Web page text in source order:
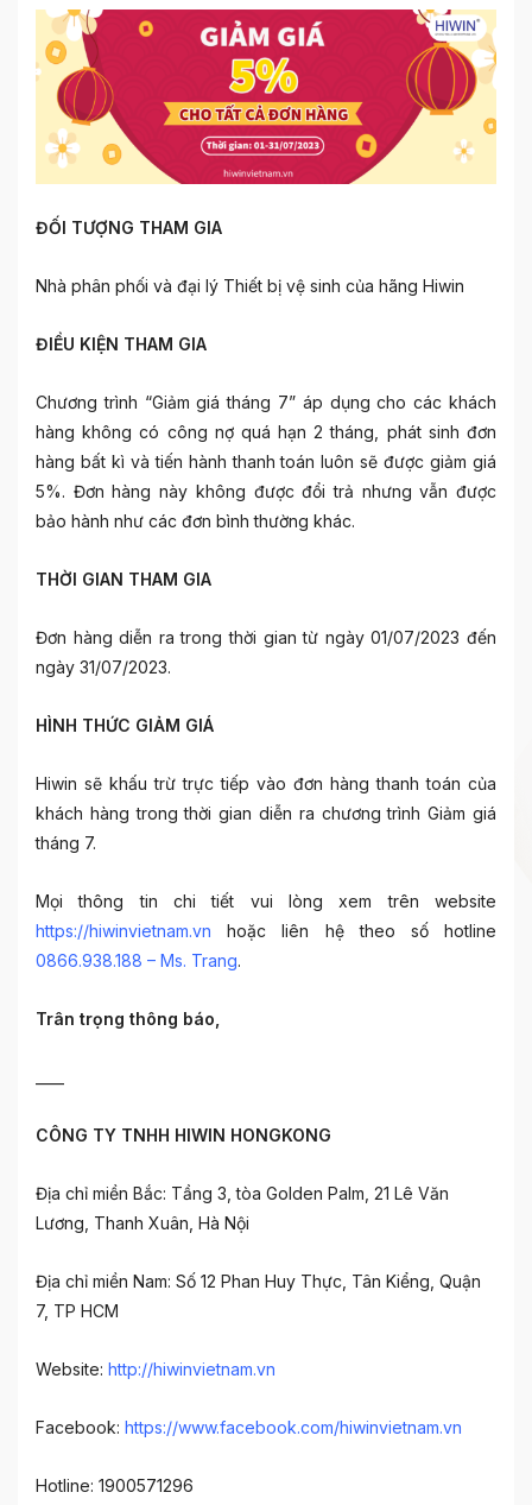
ĐỐI TƯỢNG THAM GIA
Nhà phân phối và đại lý Thiết bị vệ sinh của hãng Hiwin
ĐIỀU KIỆN THAM GIA
Chương trình “Giảm giá tháng 7” áp dụng cho các khách
hàng không có công nợ quá hạn 2 tháng, phát sinh đơn
hàng bất kì và tiến hành thanh toán luôn sẽ được giảm giá
5%. Đơn hàng này không được đổi trả nhưng vẫn được
bảo hành như các đơn bình thường khác.
THỜI GIAN THAM GIA
Đơn hàng diễn ra trong thời gian từ ngày 01/07/2023 đến
ngày 31/07/2023.
HÌNH THỨC GIẢM GIÁ
Hiwin sẽ khấu trừ trực tiếp vào đơn hàng thanh toán của
khách hàng trong thời gian diễn ra chương trình Giảm giá
tháng 7.
Mọi thông tin chi tiết vui lòng xem trên website
https://hiwinvietnam.vn hoặc liên hệ theo số hotline
0866.938.188 – Ms. Trang.
Trân trọng thông báo,
CÔNG TY TNHH HIWIN HONGKONG
Địa chỉ miền Bắc: Tầng 3, tòa Golden Palm, 21 Lê Văn
Lương, Thanh Xuân, Hà Nội
Địa chỉ miền Nam: Số 12 Phan Huy Thực, Tân Kiểng, Quận
7, TP HCM
Website: http://hiwinvietnam.vn
Facebook: https://www.facebook.com/hiwinvietnam.vn
Hotline: 1900571296